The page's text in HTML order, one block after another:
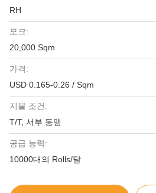
RH
모크:
20,000 Sqm
가격:
USD 0.165-0.26 / Sqm
지불 조건:
T/T, 서부 동맹
공급 능력:
10000대의 Rolls/달